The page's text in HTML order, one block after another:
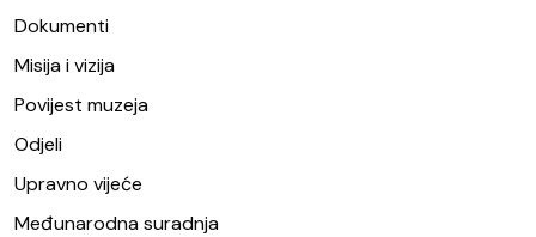
Dokumenti
Misija i vizija
Povijest muzeja
Odjeli
Upravno vijeće
Međunarodna suradnja